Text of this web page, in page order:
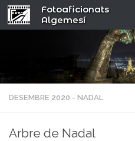
Fotoaficionats
Algemesí
DESEMBRE 2020 - NADAL
Arbre de Nadal